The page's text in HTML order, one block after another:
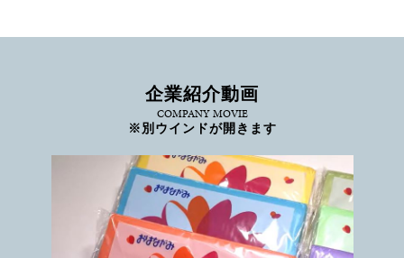
企業紹介動画
COMPANY MOVIE
※別ウインドが開きます